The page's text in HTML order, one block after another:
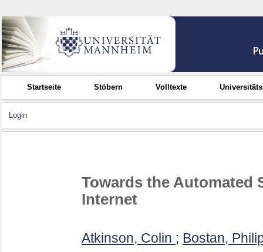
Startseite Stöbern Volltexte
Login
Towards the Automated
Internet
Atkinson, Colin ; Bostan,